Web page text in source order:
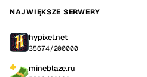
NAJWIĘKSZE SERWERY
hypixel.net
35674/200000
mineblaze.ru